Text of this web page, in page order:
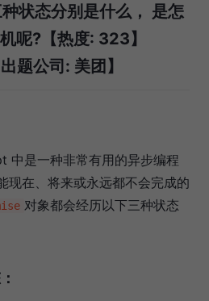
状态分别是什么， 是怎
呢?【热度: 323】
题公司: 美团】
中是一种非常有用的异步编程
现在、将来或永远都不会完成的
对象都会经历以下三种状态